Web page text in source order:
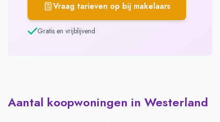
Vraag tarieven op bij makelaars
Gratis en vrijblijvend
Aantal koopwoningen in Westerland